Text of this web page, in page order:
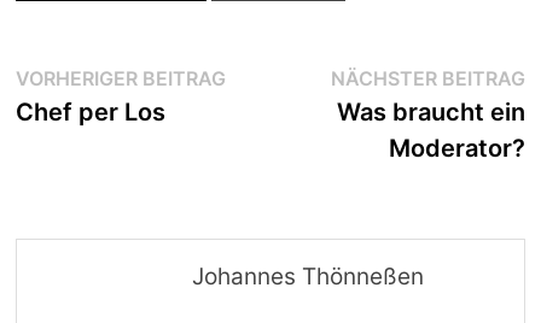
Beitragsnavigation
VORHERIGER BEITRAG Vorheriger
Chef per Los
NÄCHSTER BEITRAG
Was braucht ein
Moderator?
Johannes Thönneßen